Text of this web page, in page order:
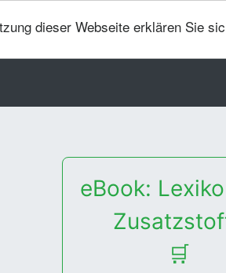
dieser Webseite erklären Sie
eBook:
🛒